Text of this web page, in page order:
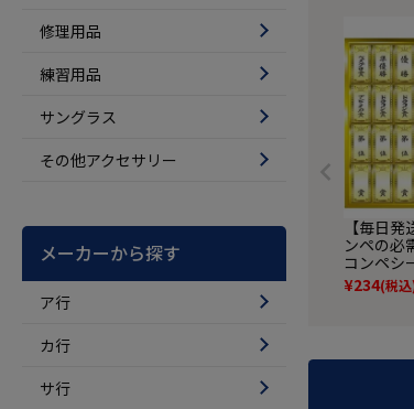
修理用品
練習用品
サングラス
その他アクセサリー
メーカーから探す
ア行
カ行
サ行
【毎日
ンペの必
コンペシ
¥234(税